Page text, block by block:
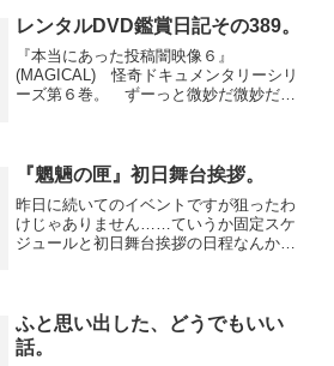
うくらい疲れてますが、作...
レンタルDVD鑑賞日記その389。
『本当にあった投稿闇映像６』
(MAGICAL) 怪奇ドキュメンタリーシリ
ーズ第６巻。 ずーっと微妙だ微妙だ、
で、それを承知の上で愉し...
『魍魎の匣』初日舞台挨拶。
昨日に続いてのイベントですが狙ったわ
けじゃありません……ていうか固定スケ
ジュールと初日舞台挨拶の日程なんか私
京極夏彦の第二長篇にして...
ふと思い出した、どうでもいい
話。